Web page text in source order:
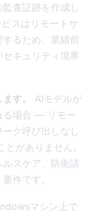
査証跡を作成し
スはリモートサ
るため、業績前
キュリティ境界
す。
AIモデルが
る場合 — リモー
ク呼び出しなし
がありません。
スケア、防衛請
件です。
マシン上で